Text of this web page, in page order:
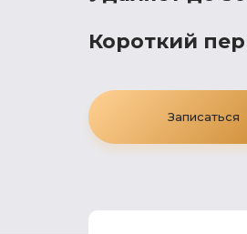
Короткий
Записаться